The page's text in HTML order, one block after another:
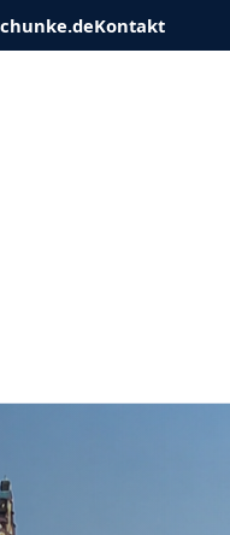
Kontakt